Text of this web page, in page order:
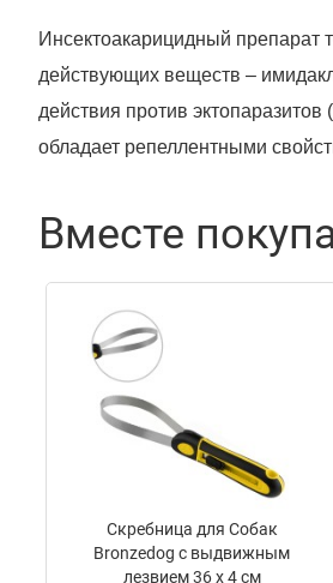
Инсектоакарицидный препарат
действующих веществ –
действия против
обладает репеллентными
(бабезиоз, эрлихиоз,
путем нанесения на кожу.
и 2 мл.
Прозрачная маслянистая
специфическим запахом
Состав
1 мл препарата содержит
имидаклоприд – 100 мг;
Вспомогательные вещества:
Фармакологические свойства
Вместе
Скребница для Собак
Bronzedog с выдвижным
лезвием 36 х 4 см